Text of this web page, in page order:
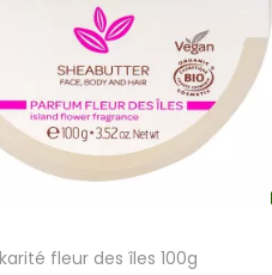
fleur des îles 100g